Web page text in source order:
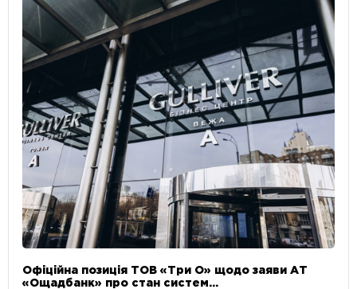
Офіційна позиція ТОВ «Три О» щодо заяви АТ
«Ощадбанк» про стан систем